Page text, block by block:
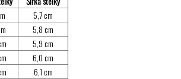
5,7 cm
5,8 cm
5,9 cm
6,0 cm
6,1 cm